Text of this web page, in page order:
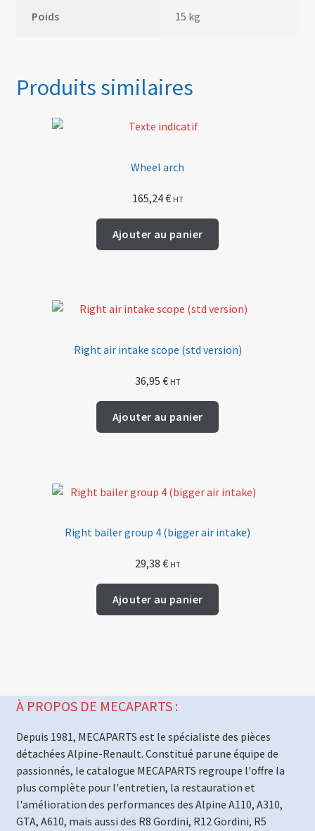
Poids 15 kg
Produits similaires
Wheel arch
165,24€ HT
Ajouter au panier
Right air intake scope (std version)
36,95 € HT
Ajouter au panier
Right bailer group 4 (bigger air intake)
29,38 € HT
Ajouter au panier
À PROPOS DE MECAPARTS :
Depuis 1981, MECAPARTS est le spécialiste des pièces
détachées Alpine-Renault. Constitué par une équipe de
passionnés, le catalogue MECAPARTS regroupe l'offre la
plus complète pour l'entretien, la restauration et
l'amélioration des performances des Alpine A110, A310,
GTA, A610, mais aussi des R8 Gordini, R12 Gordini, R5